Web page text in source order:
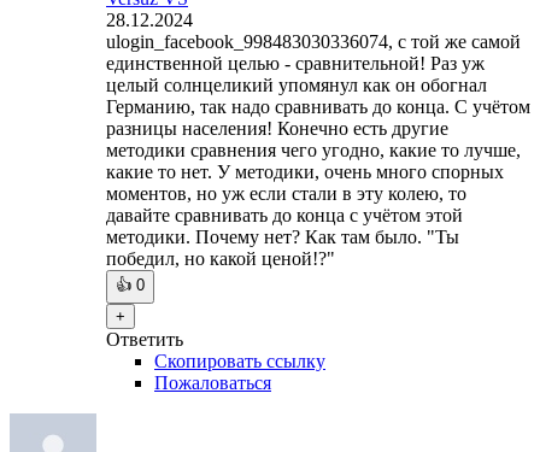
28.12.2024
ulogin_facebook_998483030336074, с той же самой
единственной целью - сравнительной! Раз уж
целый солнцеликий упомянул как он обогнал
Германию, так надо сравнивать до конца. С учётом
разницы населения! Конечно есть другие
методики сравнения чего угодно, какие то лучше,
какие то нет. У методики, очень много спорных
моментов, но уж если стали в эту колею, то
давайте сравнивать до конца с учётом этой
методики. Почему нет? Как там было. "Ты
победил, но какой ценой!?"
👍 0
+
Ответить
Скопировать ссылку
Пожаловаться